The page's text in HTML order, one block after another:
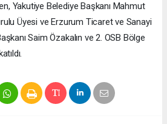
Yakutiye Belediye Başkanı Mahmut
Üyesi ve Erzurum Ticaret ve Sanayi
Saim Özakalın ve 2. OSB Bölge